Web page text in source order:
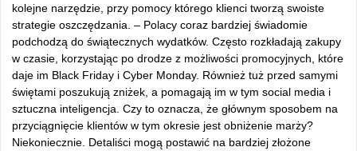
kolejne narzędzie, przy pomocy którego klienci tworzą swoiste
strategie oszczędzania. – Polacy coraz bardziej świadomie
podchodzą do świątecznych wydatków. Często rozkładają zakupy
w czasie, korzystając po drodze z możliwości promocyjnych, które
daje im Black Friday i Cyber Monday. Również tuż przed samymi
świętami poszukują zniżek, a pomagają im w tym social media i
sztuczna inteligencja. Czy to oznacza, że głównym sposobem na
przyciągnięcie klientów w tym okresie jest obniżenie marży?
Niekoniecznie. Detaliści mogą postawić na bardziej złożone